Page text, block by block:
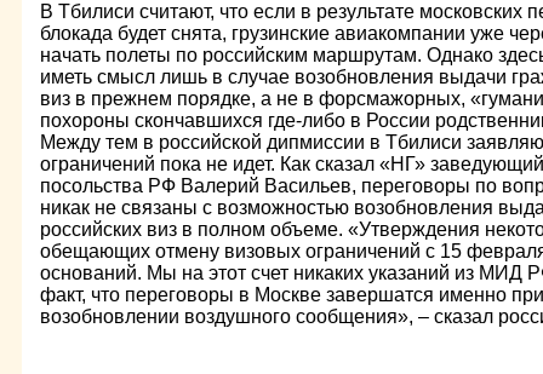
В Тбилиси считают, что если в результате московских
блокада будет снята, грузинские авиакомпании уже
начать полеты по российским маршрутам. Однако
иметь смысл лишь в случае возобновления выдачи
виз в прежнем порядке, а не в форсмажорных,
похороны скончавшихся где-либо в России
Между тем в российской дипмиссии в Тбилиси
ограничений пока не идет. Как сказал «НГ»
посольства РФ Валерий Васильев, переговоры по
никак не связаны с возможностью возобновления
российских виз в полном объеме. «Утверждения
обещающих отмену визовых ограничений с 15
оснований. Мы на этот счет никаких указаний из МИД
факт, что переговоры в Москве завершатся именно
возобновлении воздушного сообщения», – сказал